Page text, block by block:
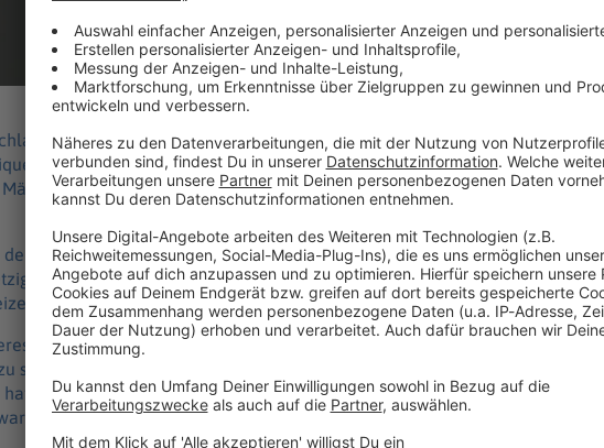
Tennis-Nachwuchshoffnung Justin Engel hat sein
Kerbers früheren Coach Dieter Kindlmann erweitert. Der 43-
gemeinsam mit Ulf Fischer (60) für den 18 Jahre alten Engel
Vergangenheit außer mit Kerber unter anderem mit Maria
Weltranglisten-Ersten Aryna Sabalenka zusammen. Zuletzt
Dominic Stricker.
und besten Jugend-Tennisspieler der Welt. Ich bin sehr
sein», sagte Kindlmann. Auch Engel freut sich auf die
vor Weihnachten eine Trainingswoche in der Tennis-Base in
für mich klar, dass das richtig gut passen würde.»